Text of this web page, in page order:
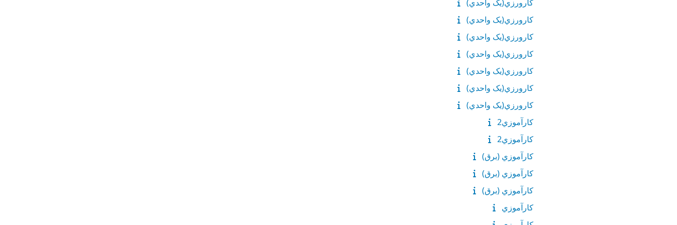
كارورزي(يک واحدي)
كارورزي(يک واحدي)
كارورزي(يک واحدي)
كارورزي(يک واحدي)
كارورزي(يک واحدي)
كارورزي(يک واحدي)
كارورزي(يک واحدي)
کارآموزي2
کارآموزي2
كارآموزي (برق)
كارآموزي (برق)
كارآموزي (برق)
كارآموزي